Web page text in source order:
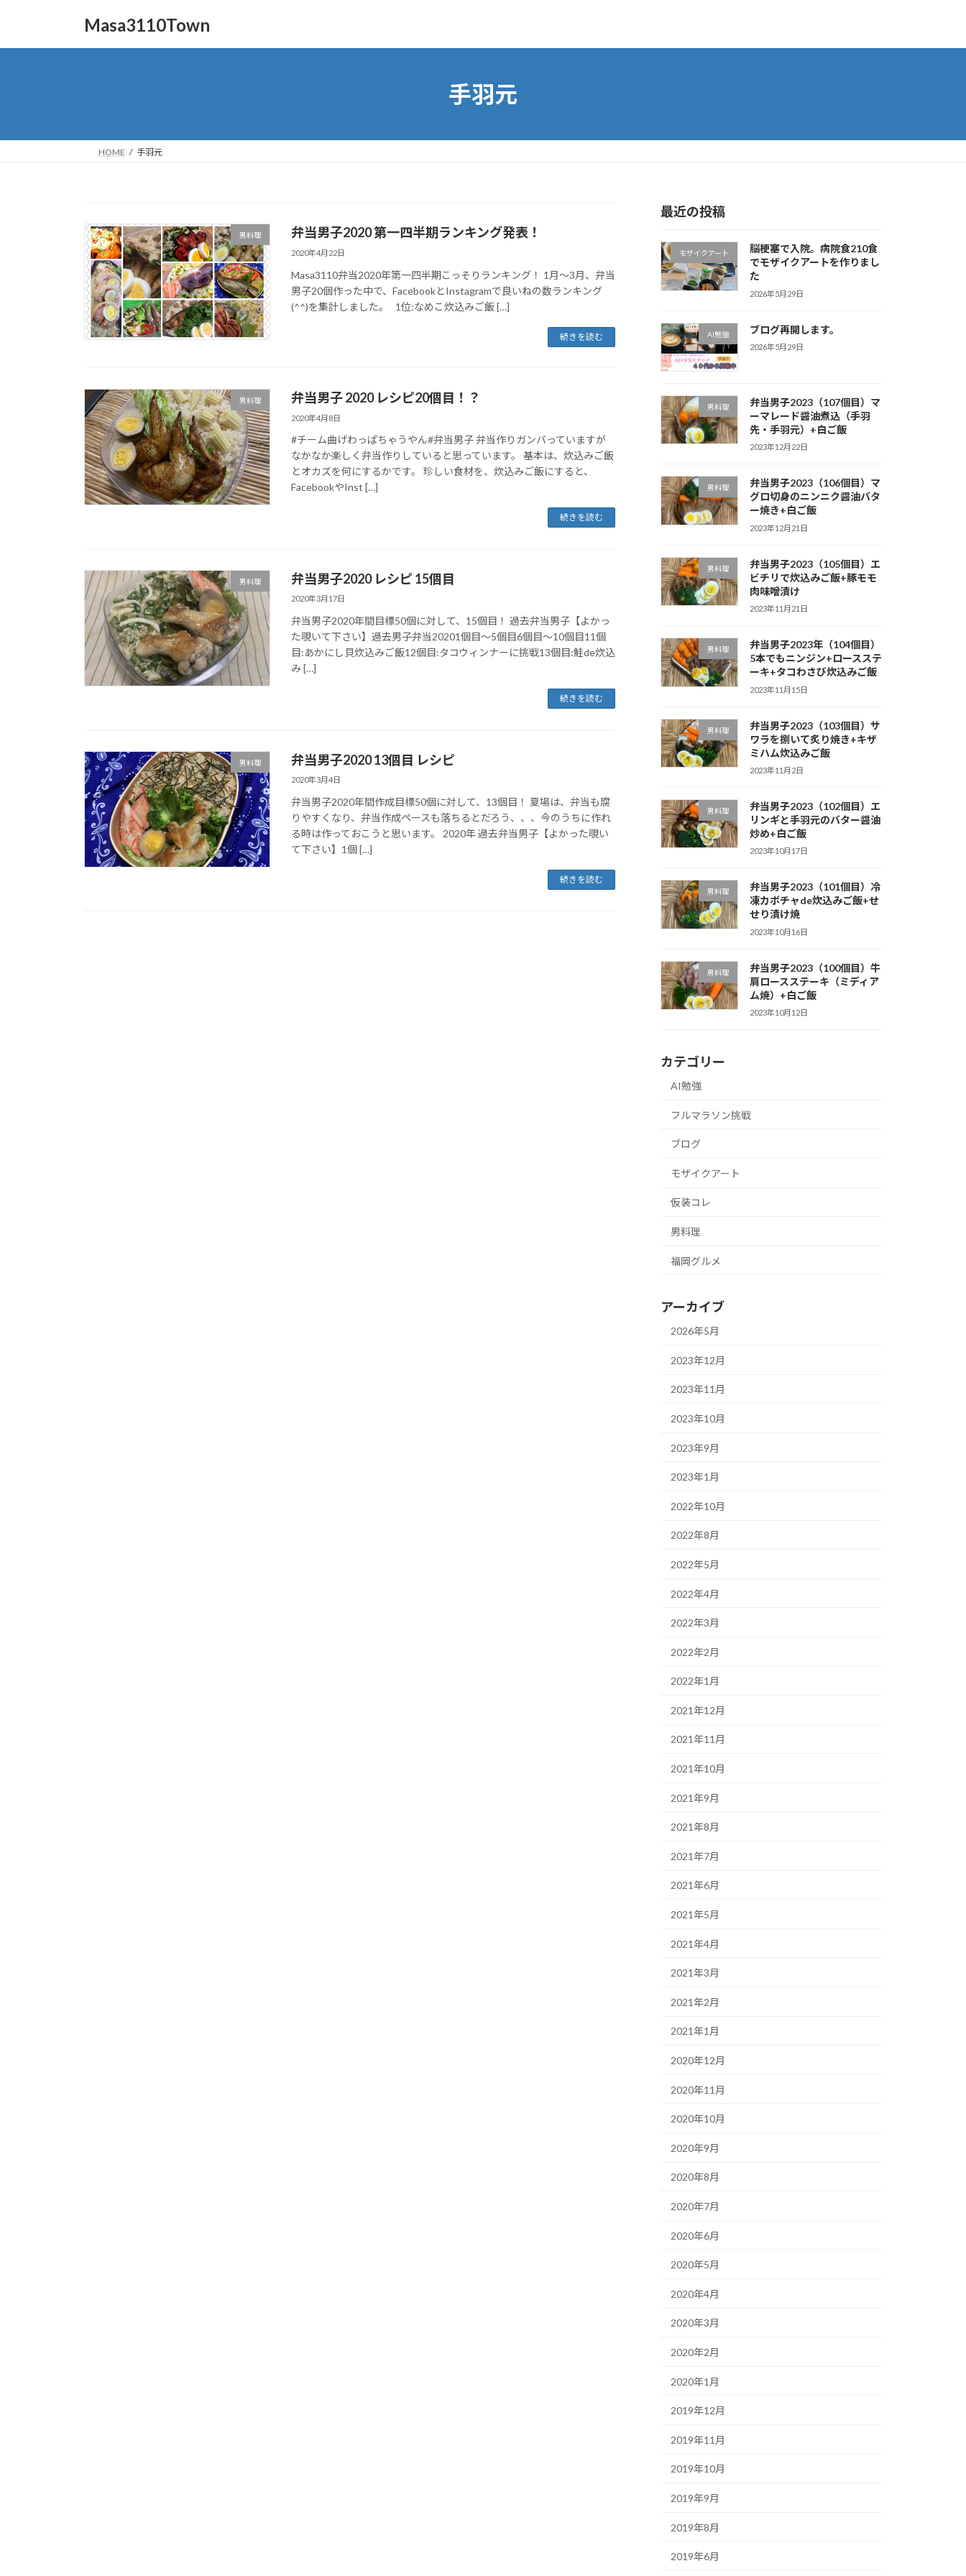
Masa3110Town
手羽元
HOME 手羽元
男料理 弁当男子2020 第一四半期ランキング発表！
2020年4月22日
Masa3110弁当2020年第一四半期こっそりランキング！ 1月〜3月、弁当
男子20個作った中で、FacebookとInstagramで良いねの数ランキング
(^^)を集計しました。 1位:なめこ炊込みご飯 […]
続きを読む
男料理 弁当男子 2020 レシピ20個目！？
2020年4月8日
#チーム曲げわっぱちゃうやん#弁当男子 弁当作りガンバっていますが
なかなか楽しく弁当作りしていると思っています。 基本は、炊込みご飯
とオカズを何にするかです。 珍しい食材を、炊込みご飯にすると、
FacebookやInst […]
続きを読む
男料理 弁当男子2020 レシピ 15個目
2020年3月17日
弁当男子2020年間目標50個に対して、15個目！ 過去弁当男子【よかっ
た覗いて下さい】過去男子弁当20201個目〜5個目6個目〜10個目11個
目:あかにし貝炊込みご飯12個目:タコウィンナーに挑戦13個目:鮭de炊込
み […]
続きを読む
男料理 弁当男子2020 13個目 レシピ
2020年3月4日
弁当男子2020年間作成目標50個に対して、13個目！ 夏場は、弁当も腐
りやすくなり、弁当作成ペースも落ちるとだろう、、、今のうちに作れ
る時は作っておこうと思います。 2020年 過去弁当男子【よかった覗い
て下さい】1個 […]
続きを読む
最近の投稿
モザイクアート
脳梗塞で入院。病院食210食
でモザイクアートを作りまし
た
2026年5月29日
AI勉強 ブログ再開します。
2026年5月29日
男料理
弁当男子2023（107個目）マ
ーマレード醤油煮込（手羽
先・手羽元）+白ご飯
2023年12月22日
男料理
弁当男子2023（106個目）マ
グロ切身のニンニク醤油バタ
ー焼き+白ご飯
2023年12月21日
男料理
弁当男子2023（105個目）エ
ビチリで炊込みご飯+豚モモ
肉味噌漬け
2023年11月21日
男料理
弁当男子2023年（104個目）
5本でもニンジン+ロースステ
ーキ+タコわさび炊込みご飯
2023年11月15日
男料理
弁当男子2023（103個目）サ
ワラを捌いて炙り焼き+キザ
ミハム炊込みご飯
2023年11月2日
男料理
弁当男子2023（102個目）エ
リンギと手羽元のバター醤油
炒め+白ご飯
2023年10月17日
男料理
弁当男子2023（101個目）冷
凍カボチャde炊込みご飯+せ
せり漬け焼
2023年10月16日
男料理
弁当男子2023（100個目）牛
肩ロースステーキ（ミディア
ム焼）+白ご飯
2023年10月12日
カテゴリー
AI勉強
フルマラソン挑戦
ブログ
モザイクアート
仮装コレ
男料理
福岡グルメ
アーカイブ
2026年5月
2023年12月
2023年11月
2023年10月
2023年9月
2023年1月
2022年10月
2022年8月
2022年5月
2022年4月
2022年3月
2022年2月
2022年1月
2021年12月
2021年11月
2021年10月
2021年9月
2021年8月
2021年7月
2021年6月
2021年5月
2021年4月
2021年3月
2021年2月
2021年1月
2020年12月
2020年11月
2020年10月
2020年9月
2020年8月
2020年7月
2020年6月
2020年5月
2020年4月
2020年3月
2020年2月
2020年1月
2019年12月
2019年11月
2019年10月
2019年9月
2019年8月
2019年6月